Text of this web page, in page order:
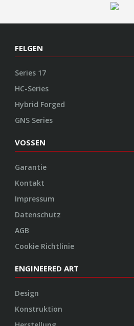
FELGEN
Series 17
HC-Series
Hybrid Forged
GNS Series
VOSSEN
Garantie
Kontakt
Impressum
Datenschutz
AGB
Cookie Richtlinie
ENGINEERED ART
Design
Konstruktion